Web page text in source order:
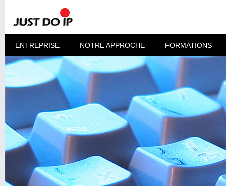
ENTREPRISE NOTRE APPROCHE FORMATIONS